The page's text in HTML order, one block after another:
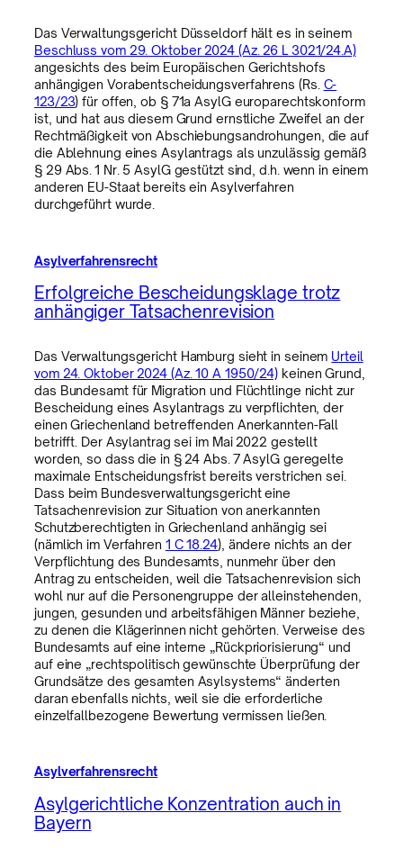
Das Verwaltungsgericht Düsseldorf hält es in seinem
Beschluss vom 29. Oktober 2024 (Az. 26 L 3021/24.A)
angesichts des beim Europäischen Gerichtshofs
anhängigen Vorabentscheidungsverfahrens (Rs. C-
123/23) für offen, ob § 71a AsylG europarechtskonform
ist, und hat aus diesem Grund ernstliche Zweifel an der
Rechtmäßigkeit von Abschiebungsandrohungen, die auf
die Ablehnung eines Asylantrags als unzulässig gemäß
§ 29 Abs. 1 Nr. 5 AsylG gestützt sind, d.h. wenn in einem
anderen EU-Staat bereits ein Asylverfahren
durchgeführt wurde.
Asylverfahrensrecht
Erfolgreiche Bescheidungsklage trotz
anhängiger Tatsachenrevision
Das Verwaltungsgericht Hamburg sieht in seinem Urteil
vom 24. Oktober 2024 (Az. 10 A 1950/24) keinen Grund,
das Bundesamt für Migration und Flüchtlinge nicht zur
Bescheidung eines Asylantrags zu verpflichten, der
einen Griechenland betreffenden Anerkannten-Fall
betrifft. Der Asylantrag sei im Mai 2022 gestellt
worden, so dass die in § 24 Abs. 7 AsylG geregelte
maximale Entscheidungsfrist bereits verstrichen sei.
Dass beim Bundesverwaltungsgericht eine
Tatsachenrevision zur Situation von anerkannten
Schutzberechtigten in Griechenland anhängig sei
(nämlich im Verfahren 1 C 18.24), ändere nichts an der
Verpflichtung des Bundesamts, nunmehr über den
Antrag zu entscheiden, weil die Tatsachenrevision sich
wohl nur auf die Personengruppe der alleinstehenden,
jungen, gesunden und arbeitsfähigen Männer beziehe,
zu denen die Klägerinnen nicht gehörten. Verweise des
Bundesamts auf eine interne „Rückpriorisierung“ und
auf eine „rechtspolitisch gewünschte Überprüfung der
Grundsätze des gesamten Asylsystems“ änderten
daran ebenfalls nichts, weil sie die erforderliche
einzelfallbezogene Bewertung vermissen ließen.
Asylverfahrensrecht
Asylgerichtliche Konzentration auch in
Bayern